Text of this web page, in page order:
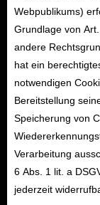
Webpublikums)
Grundlage von
andere
hat ein
notwendigen
Bereitstellung
Speicherung von
Verarbeitung
6 Abs. 1 lit. a
jederzeit